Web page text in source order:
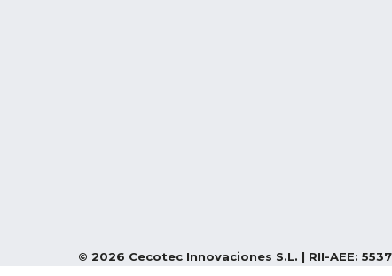
© 2026 Cecotec Innovaciones S.L. | RII-AEE: 5537